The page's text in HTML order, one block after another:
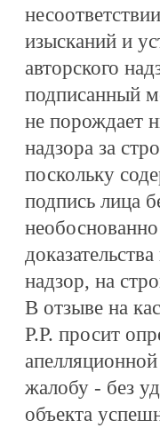
изысканий и
авторского
подписанный
не порождает
надзора за
поскольку
подпись лица
надзор, на
В отзыве на
Р.Р. просит
жалобу - без
объекта